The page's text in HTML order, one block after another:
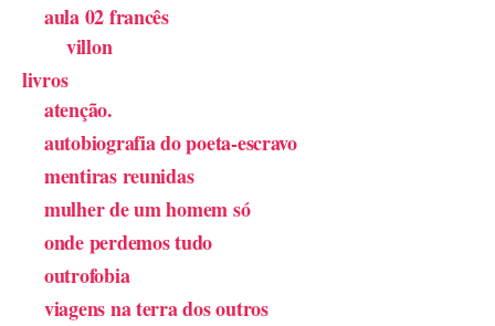
aula 02 francês
villon
livros
atenção.
autobiografia do poeta-escravo
mentiras reunidas
mulher de um homem só
onde perdemos tudo
outrofobia
viagens na terra dos outros